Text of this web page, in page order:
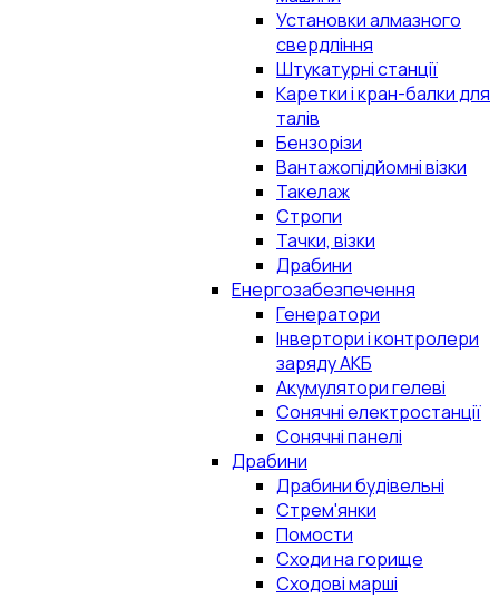
Установки алмазного
свердління
Штукатурні станції
Каретки і кран-балки для
талів
Бензорізи
Вантажопідйомні візки
Такелаж
Стропи
Тачки, візки
Драбини
Енергозабезпечення
Генератори
Інвертори і контролери
заряду АКБ
Акумулятори гелеві
Сонячні електростанції
Сонячні панелі
Драбини
Драбини будівельні
Стрем'янки
Помости
Сходи на горище
Сходові марші